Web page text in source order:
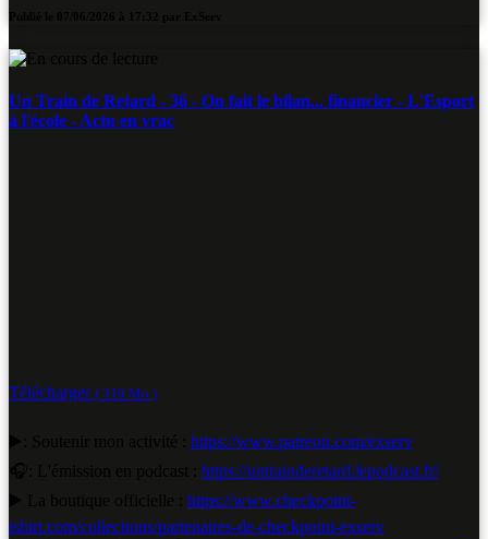
Un Train de Retard - 36 - On fait le bilan... financier - L'Esport
à l'école - Actu en vrac
Télécharger ( 310 Mo )
https://www.patreon.com/exserv
https://untrainderetard.lepodcast.fr/
https://www.checkpoint-
tshirt.com/collections/partenaires-de-checkpoint-exserv